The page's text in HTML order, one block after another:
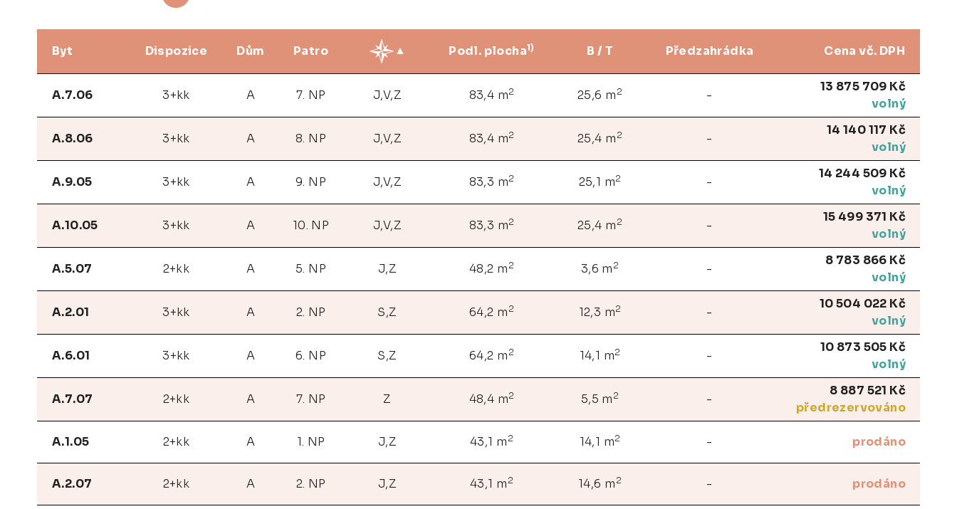
Byt Dispozice Dům Patro Podl. plocha1) B / T Předzahrádka Cena vč. DPH
A.7.06 3+kk A 7. NP J,V,Z 83,4 m2 25,6 m 2 -
13 875 709 Kč
volný
A.8.06 3+kk A 8. NP J,V,Z 83,4 m2 25,4 m 2 -
14 140 117 Kč
volný
A.9.05 3+kk A 9. NP J,V,Z 83,3 m2 25,1 m2 -
14 244 509 Kč
volný
A.10.05 3+kk A 10. NP J,V,Z 83,3 m2 25,4 m 2 -
15 499 371 Kč
volný
A.5.07 2+kk A 5. NP J,Z 48,2 m 2 3,6 m 2 -
8 783 866 Kč
volný
A.2.01 3+kk A 2. NP S,Z 64,2 m 2 12,3 m2 -
10 504 022 Kč
volný
A.6.01 3+kk A 6. NP S,Z 64,2 m 2 14,1 m2 -
10 873 505 Kč
volný
A.7.07 2+kk A 7. NP Z 48,4 m2 5,5 m 2 -
8 887 521 Kč
předrezervováno
A.1.05 2+kk A 1. NP J,Z 43,1 m 2 14,1 m2 - prodáno
A.2.07 2+kk A 2. NP J,Z 43,1 m 2 14,6 m 2 - prodáno